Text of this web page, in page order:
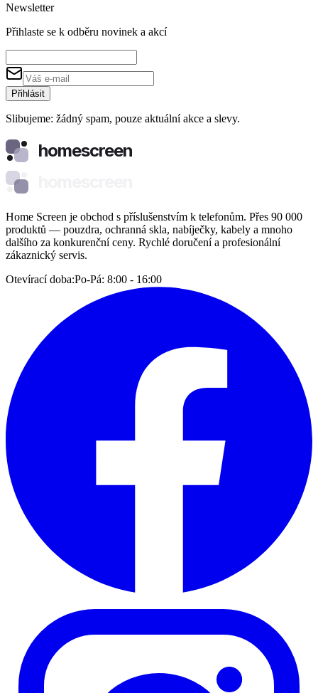
Newsletter
Přihlaste se k odběru novinek a akcí
Přihlásit
Slibujeme: žádný spam, pouze aktuální akce a slevy.
homescreen
Home Screen je obchod s příslušenstvím k telefonům. Přes 90 000
produktů — pouzdra, ochranná skla, nabíječky, kabely a mnoho
dalšího za konkurenční ceny. Rychlé doručení a profesionální
zákaznický servis.
Otevírací doba:Po-Pá: 8:00 - 16:00